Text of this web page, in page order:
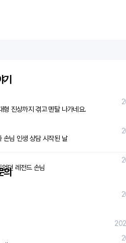
형 진상까지 겪고 멘탈 나가네요.
손님 인생 상담 시작된 날
던 레전드 손님
의